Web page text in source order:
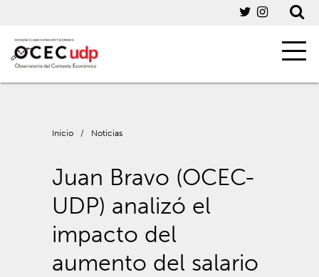
Inicio / Noticias
Juan Bravo (OCEC-
UDP) analizó el
impacto del
aumento del salario